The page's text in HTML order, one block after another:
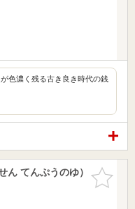
色濃く残る古き良き時代の銭
お気に入
りに追加
ん てんぷうのゆ）